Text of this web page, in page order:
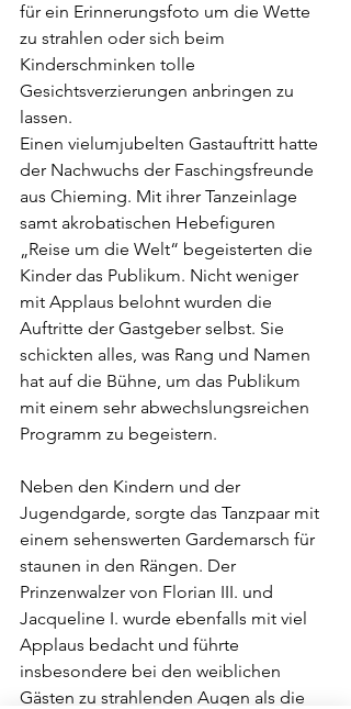
für ein Erinnerungsfoto um die Wette
zu strahlen oder sich beim
Kinderschminken tolle
Gesichtsverzierungen anbringen zu
lassen.
Einen vielumjubelten Gastauftritt hatte
der Nachwuchs der Faschingsfreunde
aus Chieming. Mit ihrer Tanzeinlage
samt akrobatischen Hebefiguren
„Reise um die Welt“ begeisterten die
Kinder das Publikum. Nicht weniger
mit Applaus belohnt wurden die
Auftritte der Gastgeber selbst. Sie
schickten alles, was Rang und Namen
hat auf die Bühne, um das Publikum
mit einem sehr abwechslungsreichen
Programm zu begeistern.
Neben den Kindern und der
Jugendgarde, sorgte das Tanzpaar mit
einem sehenswerten Gardemarsch für
staunen in den Rängen. Der
Prinzenwalzer von Florian III. und
Jacqueline I. wurde ebenfalls mit viel
Applaus bedacht und führte
insbesondere bei den weiblichen
Gästen zu strahlenden Augen als die